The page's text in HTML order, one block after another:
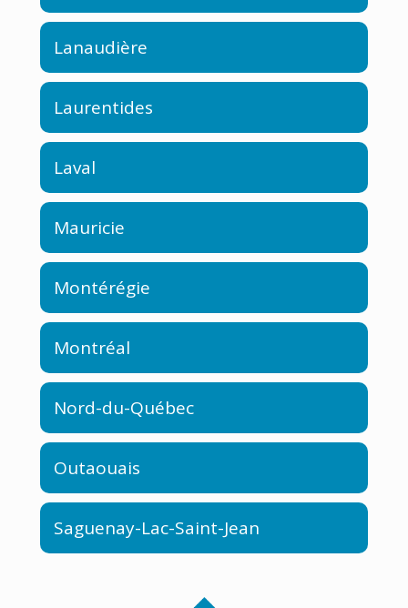
Lanaudière
Laurentides
Laval
Mauricie
Montérégie
Montréal
Nord-du-Québec
Outaouais
Saguenay-Lac-Saint-Jean